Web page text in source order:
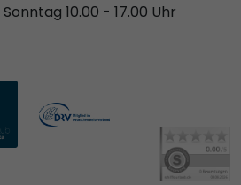
10.00 - 17.00 Uhr